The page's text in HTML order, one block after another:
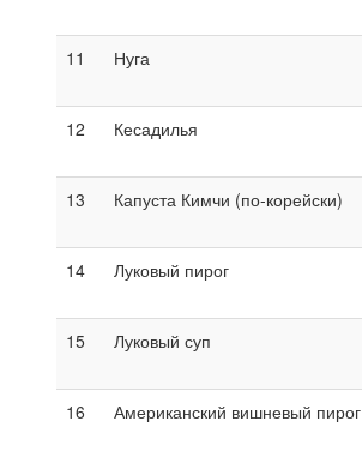
11 Нуга
12 Кесадилья
13 Капуста Кимчи (по-корейски)
14 Луковый пирог
15 Луковый суп
16 Американский вишневый пирог